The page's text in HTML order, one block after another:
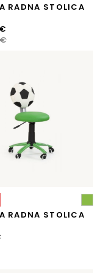
RADNA STOLICA
€
€
RADNA STOLICA